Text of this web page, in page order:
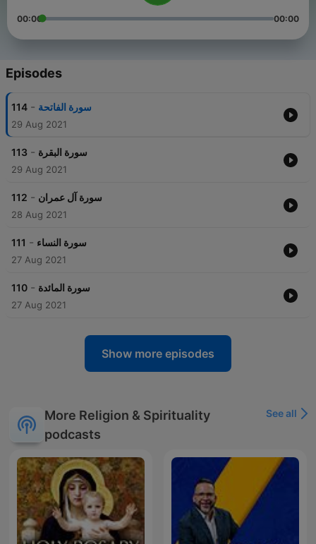
00:00 00:00
Episodes
114 - سورة الفاتحة
29 Aug 2021
113 - سورة البقرة
29 Aug 2021
112 - سورة آل عمران
28 Aug 2021
111 - سورة النساء
27 Aug 2021
110 - سورة المائدة
27 Aug 2021
Show more episodes
More Religion & Spirituality
podcasts
See all